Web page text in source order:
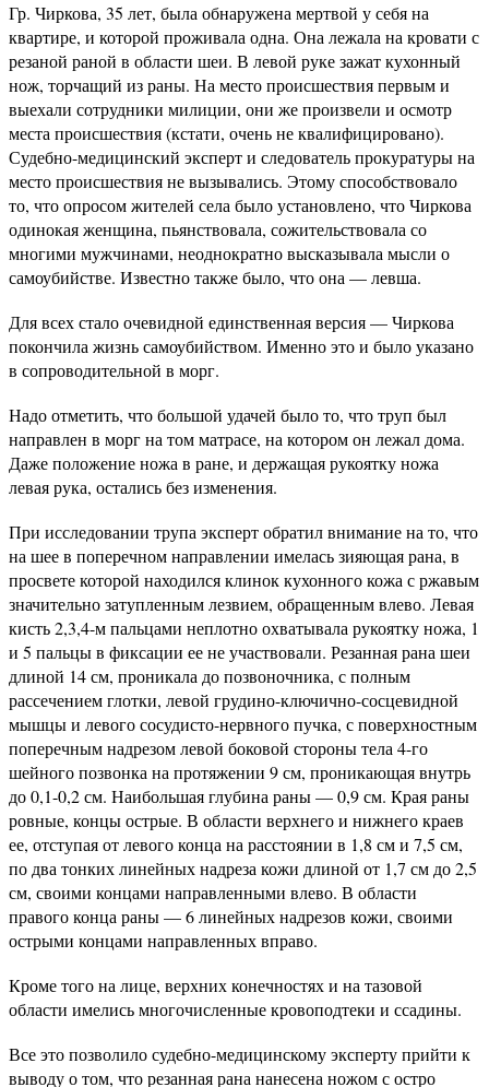
Гр. Чиркова, 35 лет, была обнаружена мертвой у себя на
квартире, и которой проживала одна. Она лежала на кровати с
резаной раной в области шеи. В левой руке зажат кухонный
нож, торчащий из раны. На место происшествия первым и
выехали сотрудники милиции, они же произвели и осмотр
места происшествия (кстати, очень не квалифицировано).
Судебно-медицинский эксперт и следователь прокуратуры на
место происшествия не вызывались. Этому способствовало
то, что опросом жителей села было установлено, что Чиркова
одинокая женщина, пьянствовала, сожительствовала со
многими мужчинами, неоднократно высказывала мысли о
самоубийстве. Известно также было, что она — левша.
Для всех стало очевидной единственная версия — Чиркова
покончила жизнь самоубийством. Именно это и было указано
в сопроводительной в морг.
Надо отметить, что большой удачей было то, что труп был
направлен в морг на том матрасе, на котором он лежал дома.
Даже положение ножа в ране, и держащая рукоятку ножа
левая рука, остались без изменения.
При исследовании трупа эксперт обратил внимание на то, что
на шее в поперечном направлении имелась зияющая рана, в
просвете которой находился клинок кухонного кожа с ржавым
значительно затупленным лезвием, обращенным влево. Левая
кисть 2,3,4-м пальцами неплотно охватывала рукоятку ножа, 1
и 5 пальцы в фиксации ее не участвовали. Резанная рана шеи
длиной 14 см, проникала до позвоночника, с полным
рассечением глотки, левой грудино-ключично-сосцевидной
мышцы и левого сосудисто-нервного пучка, с поверхностным
поперечным надрезом левой боковой стороны тела 4-го
шейного позвонка на протяжении 9 см, проникающая внутрь
до 0,1-0,2 см. Наибольшая глубина раны — 0,9 см. Края раны
ровные, концы острые. В области верхнего и нижнего краев
ее, отступая от левого конца на расстоянии в 1,8 см и 7,5 см,
по два тонких линейных надреза кожи длиной от 1,7 см до 2,5
см, своими концами направленными влево. В области
правого конца раны — 6 линейных надрезов кожи, своими
острыми концами направленных вправо.
Кроме того на лице, верхних конечностях и на тазовой
области имелись многочисленные кровоподтеки и ссадины.
Все это позволило судебно-медицинскому эксперту прийти к
выводу о том, что резанная рана нанесена ножом с остро